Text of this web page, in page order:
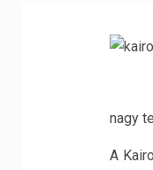
nagy
A